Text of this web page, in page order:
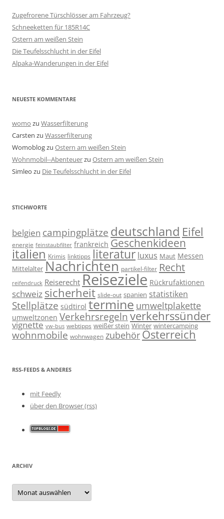
Zugefrorene Türschlösser am Fahrzeug?
Schneeketten für 185R14C
Ostern am weißen Stein
Die Teufelsschlucht in der Eifel
Alpaka-Wanderungen in der Eifel
NEUESTE KOMMENTARE
womo zu Wasserfilterung
Carsten zu Wasserfilterung
Womoblogzu Ostern am weißen Stein
Wohnmobil--Abenteuerzu Ostern am weißen Stein
Simleo zu Die Teufelsschlucht in der Eifel
STICHWORTE
belgien campingplätze deutschland Eifel
energie feinstaubfilter frankreich Geschenkideen
italien Krimis linktipps literatur luxus Maut Messen
Mittelalter Nachrichten partikel-filter Recht
reifendruck Reiserecht Reiseziele Rückrufaktionen
schweiz sicherheit slide-out spanien statistiken
Stellplätze südtirol termine umweltplakette
umweltzonen Verkehrsregeln verkehrssünder
vignette vw-bus webtipps weißer stein Winter wintercamping
wohnmobile wohnwagen zubehör Österreich
RSS-FEEDS & ANDERES
mit Feedly
über den Browser (rss)
ARCHIV
Archiv